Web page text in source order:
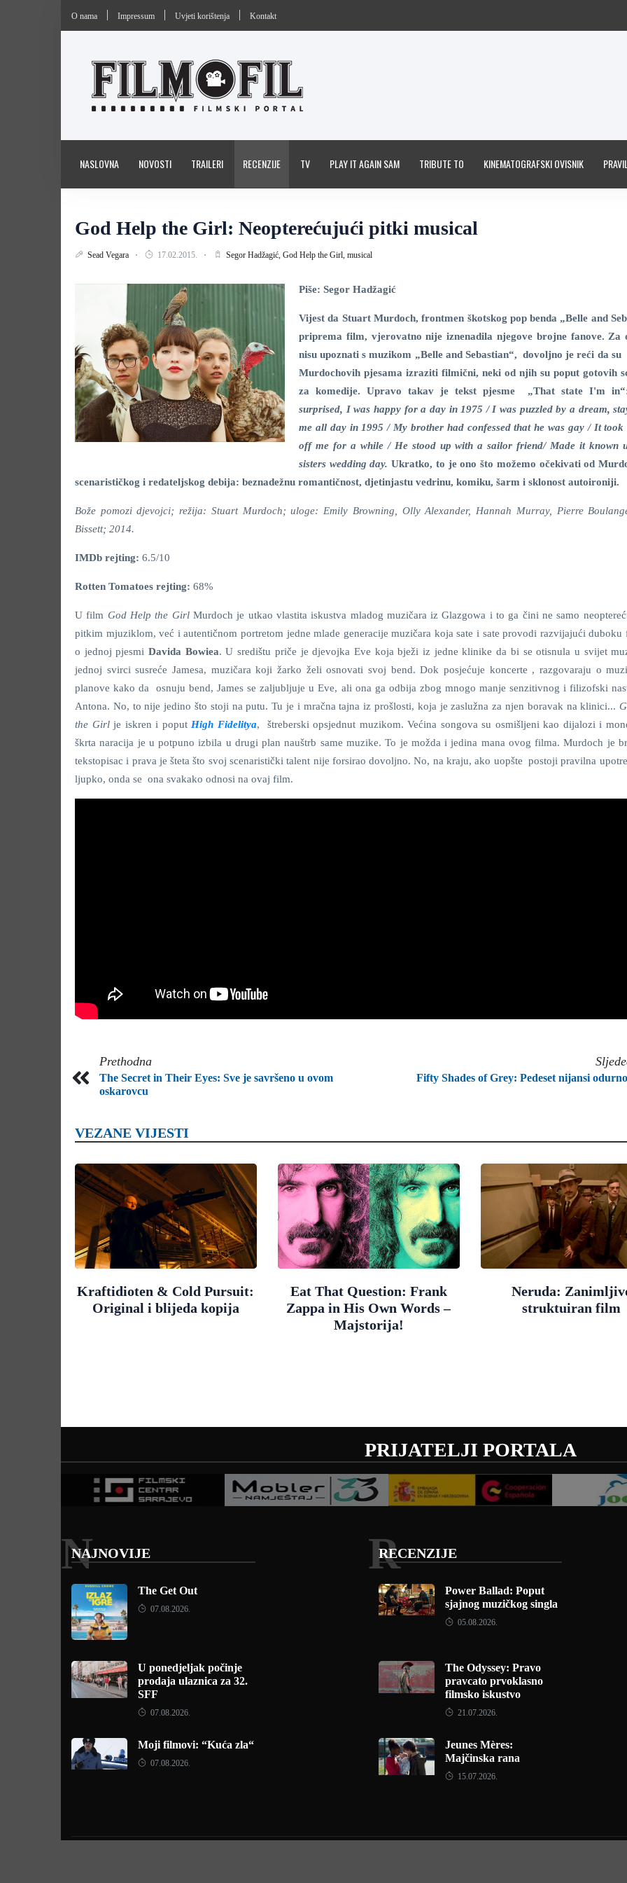
O nama Impressum Uvjeti korištenja Kontakt
NASLOVNA NOVOSTI TRAILERI RECENZIJE TV PLAY IT AGAIN SAM TRIBUTE TO KINEMATOGRAFSKI OVISNIK
God Help the Girl: Neopterećujući pitki musical
Sead Vegara 17.02.2015. Segor Hadžagić, God Help the Girl, musical
Piše: Segor Hadžagić
Vijest da Stuart Murdoch, frontmen škotskog pop benda „Belle and
priprema film, vjerovatno nije iznenadila njegove brojne fanove. Za
nisu upoznati s muzikom „Belle and Sebastian“, dovoljno je reći da su
Murdochovih pjesama izraziti filmični, neki od njih su poput gotovih
za komedije. Upravo takav je tekst pjesme „That state I'm
surprised, I was happy for a day in 1975 / I was puzzled by a dream,
me all day in 1995 / My brother had confessed that he was gay / It took
off me for a while / He stood up with a sailor friend/ Made it known
sisters wedding day.Ukratko, to je ono što možemo očekivati od
scenarističkog i redateljskog debija: beznadežnu romantičnost, djetinjastu vedrinu, komiku, šarm i sklonost autoironiji.
Bože pomozi djevojci; režija: Stuart Murdoch; uloge: Emily Browning, Olly Alexander, Hannah Murray, Pierre
Bissett; 2014.
IMDb rejting: 6.5/10
Rotten Tomatoes rejting: 68%
U film God Help the Girl Murdoch je utkao vlastita iskustva mladog muzičara iz Glazgowa i to ga čini ne samo
pitkim mjuziklom, već i autentičnom portretom jedne mlade generacije muzičara koja sate i sate provodi razvijajući
o jednoj pjesmiDavida Bowiea. U središtu priče je djevojka Eve koja bježi iz jedne klinike da bi se otisnula u svijet
jednoj svirci susreće Jamesa, muzičara koji žarko želi osnovati svoj bend. Dok posjećuje koncerte , razgovaraju o
planove kako da osnuju bend, James se zaljubljuje u Eve, ali ona ga odbija zbog mnogo manje senzitivnog i filizofski
Antona. No, to nije jedino što stoji na putu. Tu je i mračna tajna iz prošlosti, koja je zaslužna za njen boravak na klinici...
the Girlje iskren i poput High Fidelitya, štreberski opsjednut muzikom. Većina songova su osmišljeni kao dijalozi i
škrta naracija je u potpuno izbila u drugi plan nauštrb same muzike. To je možda i jedina mana ovog filma. Murdoch je
tekstopisac i prava je šteta što svoj scenaristički talent nije forsirao dovoljno. No, na kraju, ako uopšte postoji pravilna
ljupko, onda se ona svakako odnosi na ovaj film.
Prethodna
The Secret in Their Eyes: Sve je savršeno u ovom
oskarovcu
Fifty Shades of Grey: Pedeset nijansi
VEZANE VIJESTI
Kraftidioten & Cold Pursuit:
Original i blijeda kopija
Eat That Question: Frank
Zappa in His Own Words –
Majstorija!
Neruda:
struktuiran film
PRIJATELJI PORTALA
NAJNOVIJE
N
The Get Out
07.08.2026.
U ponedjeljak počinje
prodaja ulaznica za 32.
SFF
07.08.2026.
Moji filmovi: “Kuća zla“
07.08.2026.
RECENZIJE
R
Power Ballad: Poput
sjajnog muzičkog singla
05.08.2026.
The Odyssey: Pravo
pravcato prvoklasno
filmsko iskustvo
21.07.2026.
Jeunes Mères:
Majčinska rana
15.07.2026.